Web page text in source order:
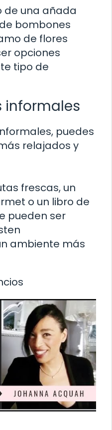
de una añada
bombones
de flores
opciones
tipo de
informales
puedes
relajados y
frescas, un
o un libro de
pueden ser
ambiente más